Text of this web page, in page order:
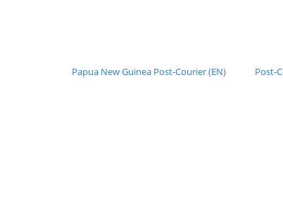
Papua New Guinea Post-Courier (EN) Post-